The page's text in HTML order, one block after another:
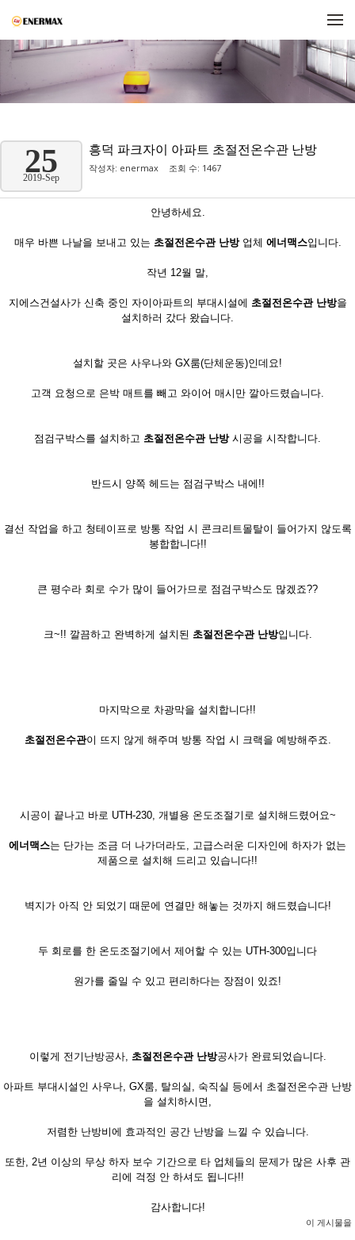
25
2019-Sep
흥덕 파크자이 아파트 초절전온수관 난방
작성자: enermax 조회 수: 1467
안녕하세요.
매우 바쁜 나날을 보내고 있는 초절전온수관 난방 업체 에너맥스입니다.
작년 12월 말,
지에스건설사가 신축 중인 자이아파트의 부대시설에 초절전온수관 난방을
설치하러 갔다 왔습니다.
설치할 곳은 사우나와 GX룸(단체운동)인데요!
고객 요청으로 은박 매트를 빼고 와이어 매시만 깔아드렸습니다.
점검구박스를 설치하고 초절전온수관 난방시공을 시작합니다.
반드시 양쪽 헤드는 점검구박스 내에!!
결선 작업을 하고 청테이프로 방통 작업 시 콘크리트몰탈이 들어가지 않도록
봉합합니다!!
큰 평수라 회로 수가 많이 들어가므로 점검구박스도 많겠죠??
크~!! 깔끔하고 완벽하게 설치된 초절전온수관 난방입니다.
마지막으로 차광막을 설치합니다!!
초절전온수관이 뜨지 않게 해주며 방통 작업 시 크랙을 예방해주죠.
시공이 끝나고 바로 UTH-230, 개별용 온도조절기로 설치해드렸어요~
에너맥스는 단가는 조금 더 나가더라도, 고급스러운 디자인에 하자가 없는
제품으로 설치해 드리고 있습니다!!
벽지가 아직 안 되었기 때문에 연결만 해놓는 것까지 해드렸습니다!
두 회로를 한 온도조절기에서 제어할 수 있는 UTH-300입니다
원가를 줄일 수 있고 편리하다는 장점이 있죠!
이렇게 전기난방공사, 초절전온수관 난방공사가 완료되었습니다.
아파트 부대시설인 사우나, GX룸, 탈의실, 숙직실 등에서 초절전온수관 난방
을 설치하시면,
저렴한 난방비에 효과적인 공간 난방을 느낄 수 있습니다.
또한, 2년 이상의 무상 하자 보수 기간으로 타 업체들의 문제가 많은 사후 관
리에 걱정 안 하셔도 됩니다!!
감사합니다!
이 게시물을